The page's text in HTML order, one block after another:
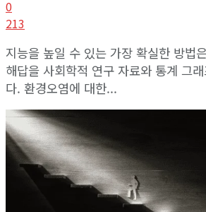
0
213
지능을 높일 수 있는 가장 확실한 방법
해답을 사회학적 연구 자료와 통계 그
다. 환경오염에 대한...